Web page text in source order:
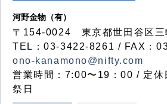
河野金物（有）
〒154-0024 東京都世田谷区三
TEL：03-3422-8261 / FAX：
ono-kanamono@nifty.com
営業時間：7:00〜19：00 / 定休
祭日